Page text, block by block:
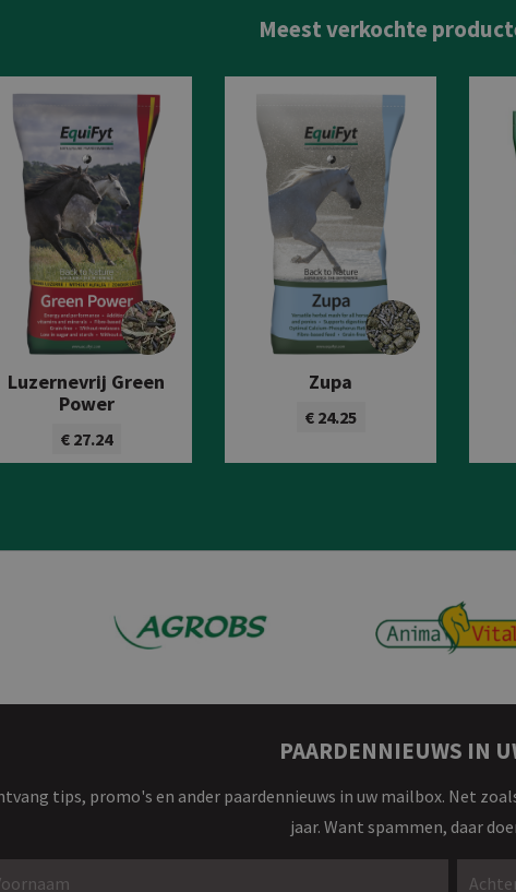
Meest verkochte
Luzernevrij Green
Power
€ 27.24
Bekijk product
Zupa
€ 24.25
PAARDENNIEUWS IN
tips, promo's en ander paardennieuws in uw mailbox. Net
jaar. Want spammen, daar
*